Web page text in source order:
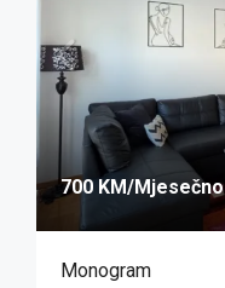
700 KM/Mjesečno
Monogram